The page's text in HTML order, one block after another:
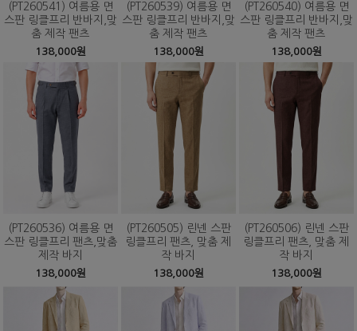
(PT260541) 여름용 면
스판 링클프리 반바지,맞
춤 제작 팬츠
138,000원
(PT260539) 여름용 면
스판 링클프리 반바지,맞
춤 제작 팬츠
138,000원
(PT260540) 여름용 면
스판 링클프리 반바지,맞
춤 제작 팬츠
138,000원
(PT260536) 여름용 면
스판 링클프리 팬츠,맞춤
제작 바지
138,000원
(PT260505) 린넨 스판
링클프리 팬츠, 맞춤 제
작 바지
138,000원
(PT260506) 린넨 스판
링클프리 팬츠, 맞춤 제
작 바지
138,000원